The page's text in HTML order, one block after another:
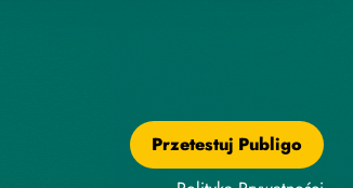
Przetestuj Publigo